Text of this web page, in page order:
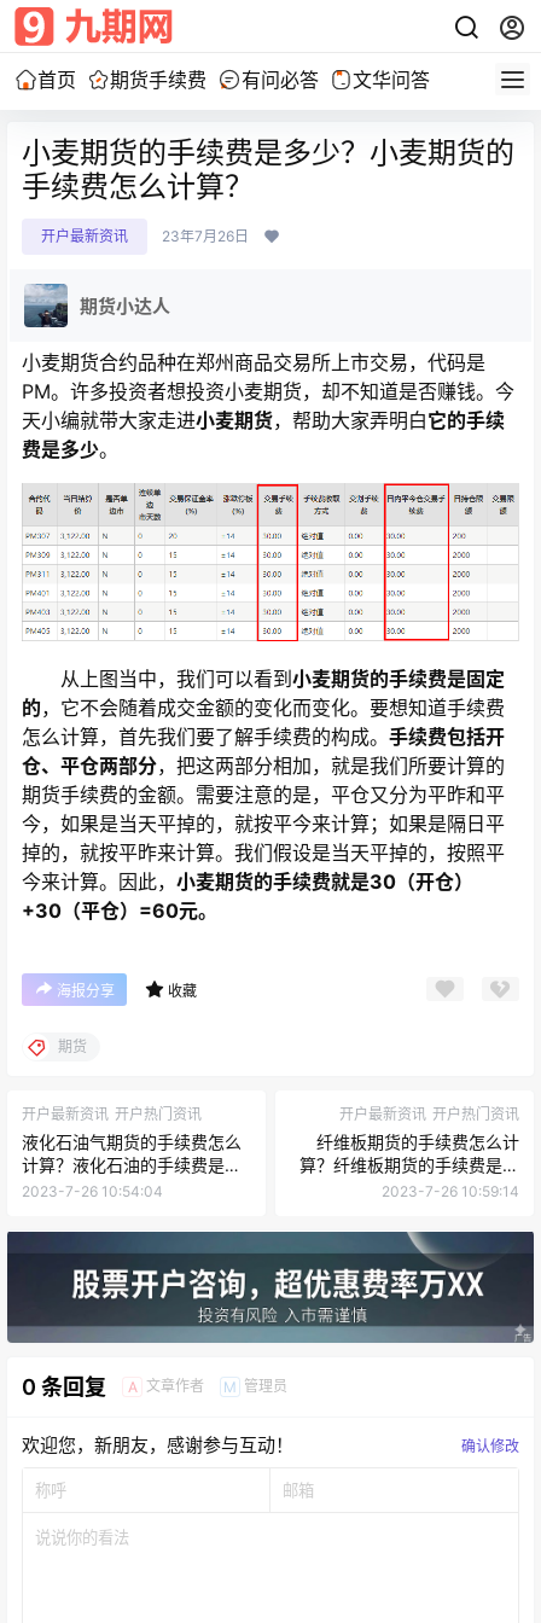
首页 期货手续费 有问必答 文华问答
小麦期货的手续费是多少？小麦期货的
手续费怎么计算？
开户最新资讯 23年7月26日
期货小达人
小麦期货合约品种在郑州商品交易所上市交易，代码是
PM。许多投资者想投资小麦期货，却不知道是否赚钱。今
天小编就带大家走进小麦期货，帮助大家弄明白它的手续
费是多少。
从上图当中，我们可以看到小麦期货的手续费是固定
的，它不会随着成交金额的变化而变化。要想知道手续费
怎么计算，首先我们要了解手续费的构成。 手续费包括开
仓、平仓两部分，把这两部分相加，就是我们所要计算的
期货手续费的金额。需要注意的是，平仓又分为平昨和平
今，如果是当天平掉的，就按平今来计算；如果是隔日平
掉的，就按平昨来计算。我们假设是当天平掉的，按照平
今来计算。因此， 小麦期货的手续费就是30（开仓）
+30（平仓）=60元。
海报分享 收藏
期货
开户最新资讯 开户热门资讯
液化石油气期货的手续费怎么
计算？液化石油的手续费是多
少？
2023-7-26 10:54:04
开户最新资讯 开户热门资讯
纤维板期货的手续费怎么计
算？纤维板期货的手续费是多
少?
2023-7-26 10:59:14
0 条回复 A 文章作者 M 管理员
欢迎您，新朋友，感谢参与互动！ 确认修改